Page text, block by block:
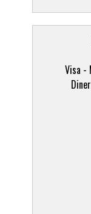
Visa -